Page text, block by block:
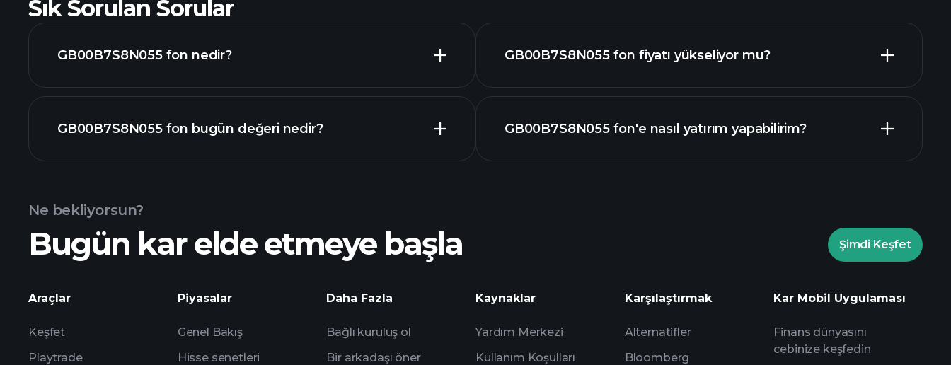
Sık Sorulan Sorular
GB00B7S8N055 fon nedir?
GB00B7S8N055 fon bugün değeri nedir?
GB00B7S8N055 fon fiyatı yükseliyor mu?
GB00B7S8N055 fon'e nasıl yatırım yapabilirim?
Playtrade
önerilen aracı kurum
Ne bekliyorsun?
Bugün kar elde etmeye başla Şimdi Keşfet
Araçlar
Keşfet
Playtrade
Piyasalar
Genel Bakış
Hisse senetleri
Daha Fazla
Bağlı kuruluş ol
Bir arkadaşı öner
Kaynaklar
Yardım Merkezi
Kullanım Koşulları
Karşılaştırmak
Alternatifler
Bloomberg
Kar Mobil Uygulaması
Finans dünyasını
cebinize keşfedin